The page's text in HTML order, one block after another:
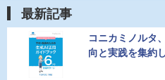
最新記事
コニカミノルタ
向と実践を集約